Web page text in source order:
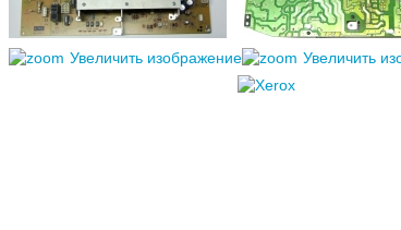
Увеличить изображение Увеличить